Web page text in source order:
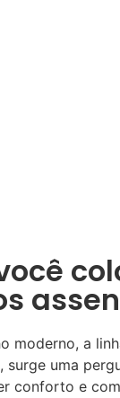
moderno, a
surge uma
conforto e